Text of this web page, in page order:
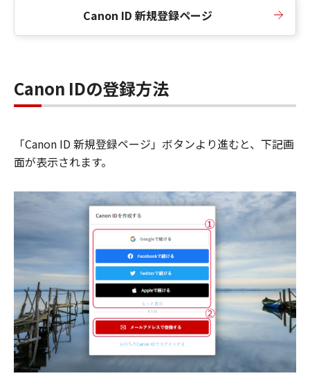
Canon ID 新規登録ページ
Canon IDの登録方法
「Canon ID 新規登録ページ」ボタンより進むと、下記画
面が表示されます。